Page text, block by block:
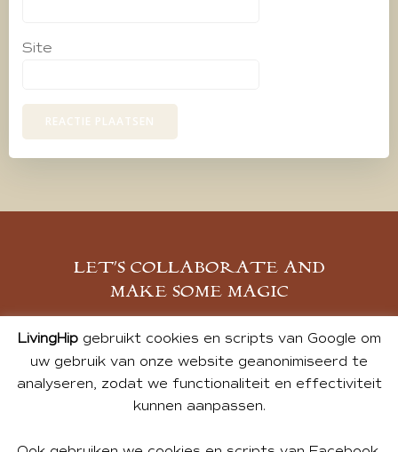
Site
LET’S COLLABORATE AND
MAKE SOME MAGIC
MELD JE AAN
LivingHipgebruikt cookies en scripts van Google om
uw gebruik van onze website geanonimiseerd te
analyseren, zodat we functionaliteit en effectiviteit
kunnen aanpassen.